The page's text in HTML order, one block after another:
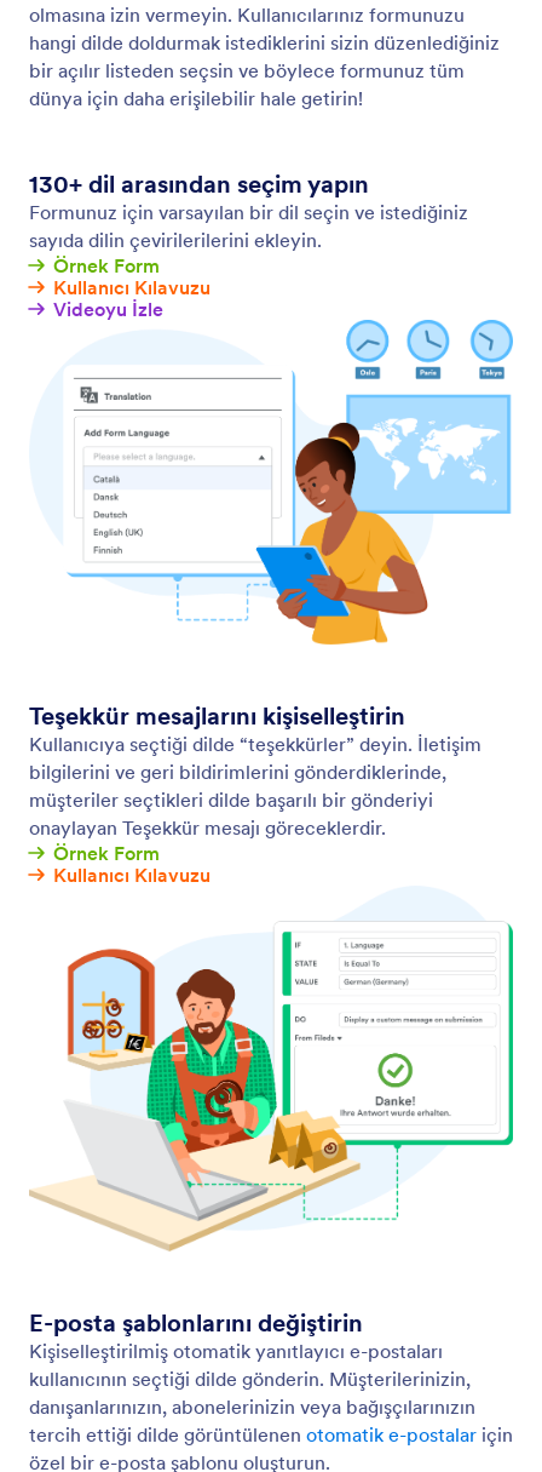
olmasına izin vermeyin. Kullanıcılarınız formunuzu
hangi dilde doldurmak istediklerini sizin düzenlediğiniz
bir açılır listeden seçsin ve böylece formunuz tüm
dünya için daha erişilebilir hale getirin!
130+ dil arasından seçim yapın
Formunuz için varsayılan bir dil seçin ve istediğiniz
sayıda dilin çevirilerilerini ekleyin.
Örnek Form
Kullanıcı Kılavuzu
Videoyu İzle
Teşekkür mesajlarını kişiselleştirin
Kullanıcıya seçtiği dilde “teşekkürler” deyin. İletişim
bilgilerini ve geri bildirimlerini gönderdiklerinde,
müşteriler seçtikleri dilde başarılı bir gönderiyi
onaylayan Teşekkür mesajı göreceklerdir.
Örnek Form
Kullanıcı Kılavuzu
E-posta şablonlarını değiştirin
Kişiselleştirilmiş otomatik yanıtlayıcı e-postaları
kullanıcının seçtiği dilde gönderin. Müşterilerinizin,
danışanlarınızın, abonelerinizin veya bağışçılarınızın
tercih ettiği dilde görüntülenen otomatik e-postalar için
özel bir e-posta şablonu oluşturun.